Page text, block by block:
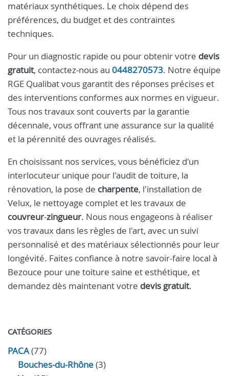
matériaux synthétiques. Le choix dépend des
préférences, du budget et des contraintes
techniques.
Pour un diagnostic rapide ou pour obtenir votre devis
gratuit, contactez-nous au 0448270573. Notre équipe
RGE Qualibat vous garantit des réponses précises et
des interventions conformes aux normes en vigueur.
Tous nos travaux sont couverts par la garantie
décennale, vous offrant une assurance sur la qualité
et la pérennité des ouvrages réalisés.
En choisissant nos services, vous bénéficiez d'un
interlocuteur unique pour l'audit de toiture, la
rénovation, la pose de charpente, l'installation de
Velux, le nettoyage complet et les travaux de
couvreur-zingueur. Nous nous engageons à réaliser
vos travaux dans les règles de l'art, avec un suivi
personnalisé et des matériaux sélectionnés pour leur
longévité. Faites confiance à notre savoir-faire local à
Bezouce pour une toiture saine et esthétique, et
demandez dès maintenant votre devis gratuit.
CATÉGORIES
PACA(77)
Bouches-du-Rhône(3)